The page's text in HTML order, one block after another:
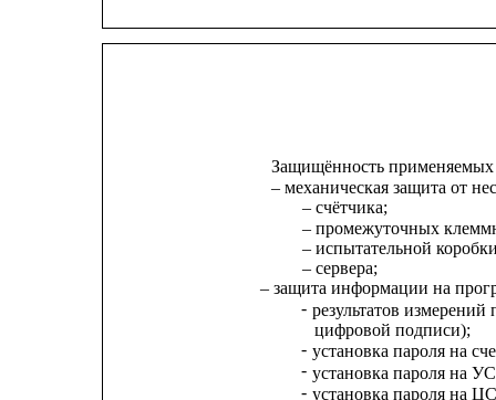
Защищённость применяемых
– механическая защита от
– счётчика;
– промежуточных
– испытательной
– сервера;
– защита информации на
- результатов
цифровой подписи);
- установка пароля на
- установка пароля на
- установка пароля на